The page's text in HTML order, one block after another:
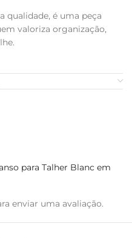
qualidade, é uma peça
valoriza organização,
para Talher Blanc em
enviar uma avaliação.